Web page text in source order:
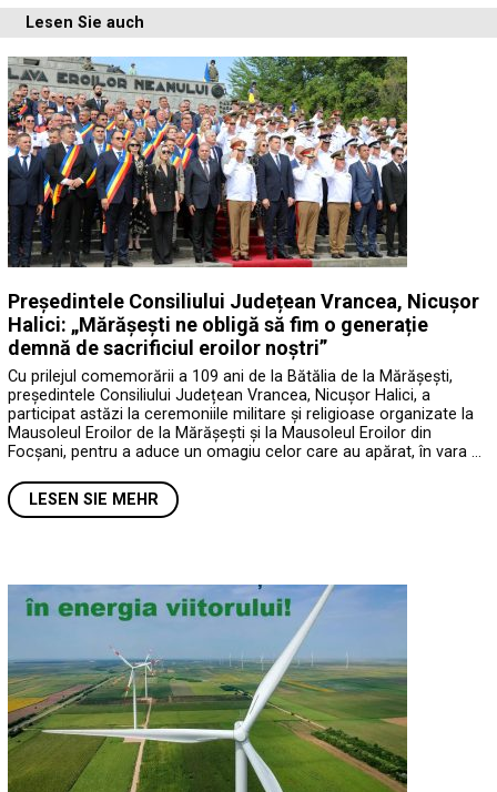
Lesen Sie auch
Președintele Consiliului Județean Vrancea, Nicușor
Halici: „Mărășești ne obligă să fim o generație
demnă de sacrificiul eroilor noștri”
Cu prilejul comemorării a 109 ani de la Bătălia de la Mărășești,
președintele Consiliului Județean Vrancea, Nicușor Halici, a
participat astăzi la ceremoniile militare și religioase organizate la
Mausoleul Eroilor de la Mărășești și la Mausoleul Eroilor din
Focșani, pentru a aduce un omagiu celor care au apărat, în vara …
LESEN SIE MEHR